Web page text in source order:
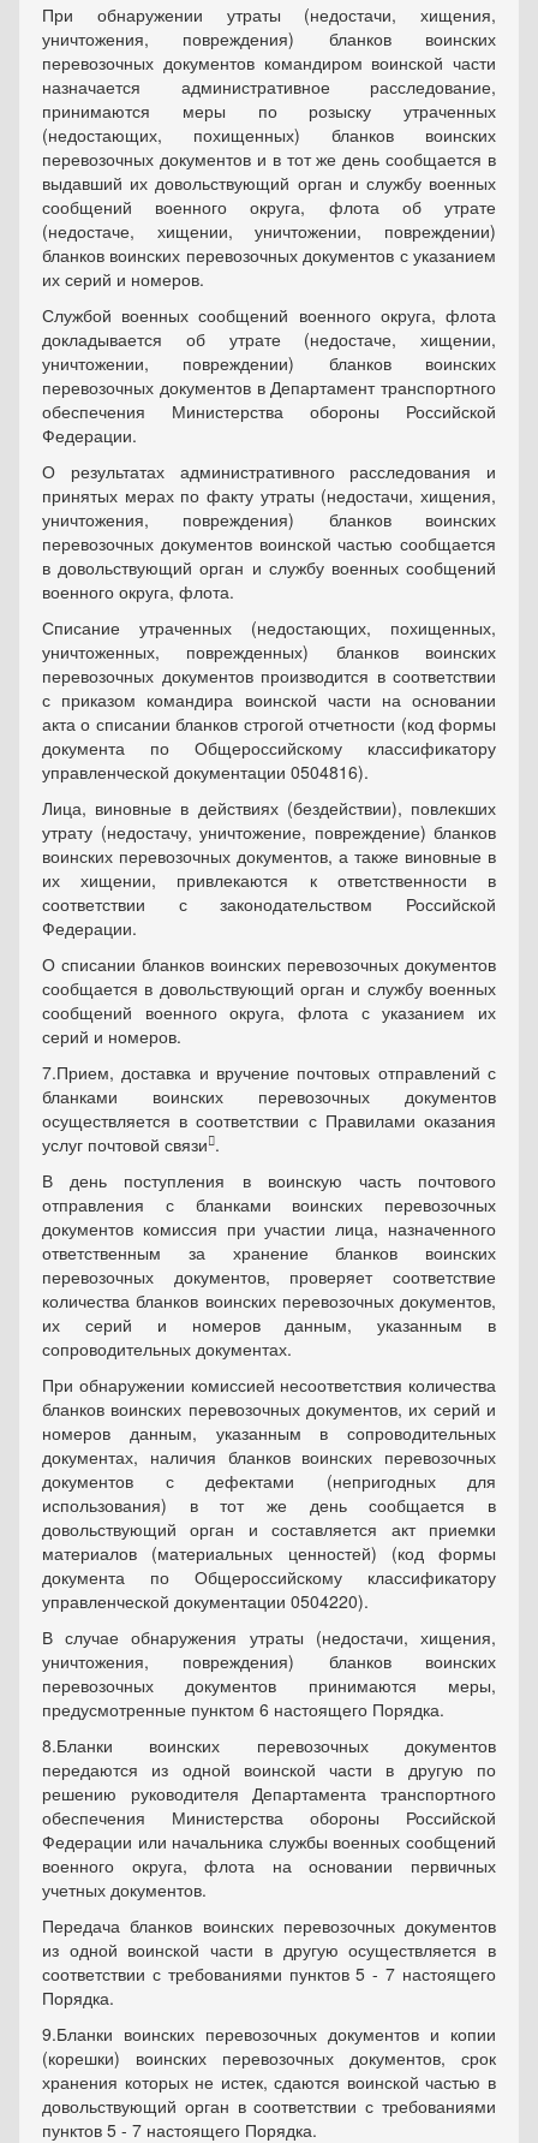
При обнаружении утраты (недостачи, хищения,
уничтожения, повреждения) бланков воинских
перевозочных документов командиром воинской части
назначается административное расследование,
принимаются меры по розыску утраченных
(недостающих, похищенных) бланков воинских
перевозочных документов и в тот же день сообщается в
выдавший их довольствующий орган и службу военных
сообщений военного округа, флота об утрате
(недостаче, хищении, уничтожении, повреждении)
бланков воинских перевозочных документов с указанием
их серий и номеров.
Службой военных сообщений военного округа, флота
докладывается об утрате (недостаче, хищении,
уничтожении, повреждении) бланков воинских
перевозочных документов в Департамент транспортного
обеспечения Министерства обороны Российской
Федерации.
О результатах административного расследования и
принятых мерах по факту утраты (недостачи, хищения,
уничтожения, повреждения) бланков воинских
перевозочных документов воинской частью сообщается
в довольствующий орган и службу военных сообщений
военного округа, флота.
Списание утраченных (недостающих, похищенных,
уничтоженных, поврежденных) бланков воинских
перевозочных документов производится в соответствии
с приказом командира воинской части на основании
акта о списании бланков строгой отчетности (код формы
документа по Общероссийскому классификатору
управленческой документации 0504816).
Лица, виновные в действиях (бездействии), повлекших
утрату (недостачу, уничтожение, повреждение) бланков
воинских перевозочных документов, а также виновные в
их хищении, привлекаются к ответственности в
соответствии с законодательством Российской
Федерации.
О списании бланков воинских перевозочных документов
сообщается в довольствующий орган и службу военных
сообщений военного округа, флота с указанием их
серий и номеров.
7.Прием, доставка и вручение почтовых отправлений с
бланками воинских перевозочных документов
осуществляется в соответствии с Правилами оказания
услуг почтовой связи.
В день поступления в воинскую часть почтового
отправления с бланками воинских перевозочных
документов комиссия при участии лица, назначенного
ответственным за хранение бланков воинских
перевозочных документов, проверяет соответствие
количества бланков воинских перевозочных документов,
их серий и номеров данным, указанным в
сопроводительных документах.
При обнаружении комиссией несоответствия количества
бланков воинских перевозочных документов, их серий и
номеров данным, указанным в сопроводительных
документах, наличия бланков воинских перевозочных
документов с дефектами (непригодных для
использования) в тот же день сообщается в
довольствующий орган и составляется акт приемки
материалов (материальных ценностей) (код формы
документа по Общероссийскому классификатору
управленческой документации 0504220).
В случае обнаружения утраты (недостачи, хищения,
уничтожения, повреждения) бланков воинских
перевозочных документов принимаются меры,
предусмотренные пунктом 6 настоящего Порядка.
8.Бланки воинских перевозочных документов
передаются из одной воинской части в другую по
решению руководителя Департамента транспортного
обеспечения Министерства обороны Российской
Федерации или начальника службы военных сообщений
военного округа, флота на основании первичных
учетных документов.
Передача бланков воинских перевозочных документов
из одной воинской части в другую осуществляется в
соответствии с требованиями пунктов 5 - 7 настоящего
Порядка.
9.Бланки воинских перевозочных документов и копии
(корешки) воинских перевозочных документов, срок
хранения которых не истек, сдаются воинской частью в
довольствующий орган в соответствии с требованиями
пунктов 5 - 7 настоящего Порядка.